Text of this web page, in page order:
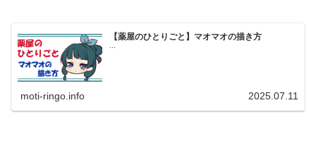
【薬屋のひとりごと】マオマオの描き方
...
moti-ringo.info 2025.07.11